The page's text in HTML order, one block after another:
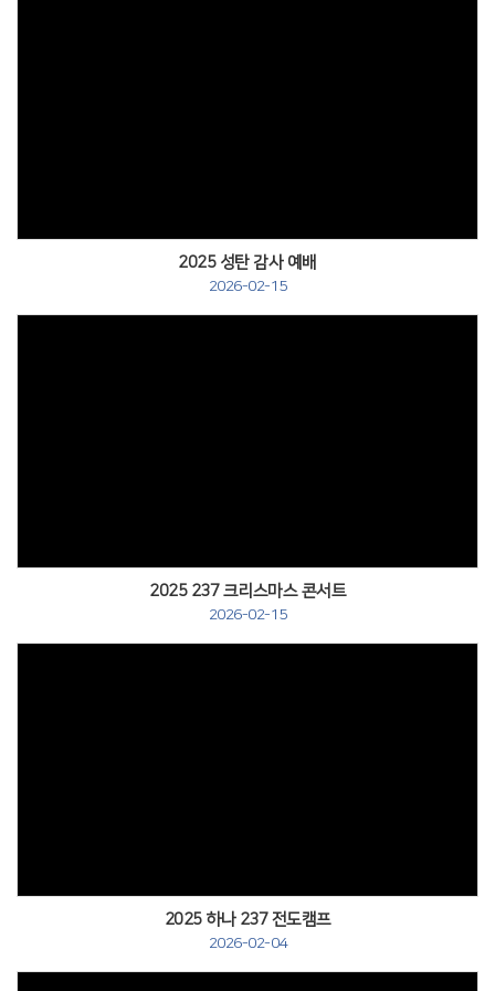
2025 성탄 감사 예배
2026-02-15
2025 237 크리스마스 콘서트
2026-02-15
2025 하나 237 전도캠프
2026-02-04